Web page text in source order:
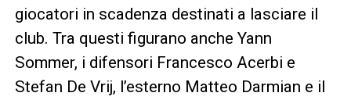
giocatori in scadenza destinati a lasciare il
club. Tra questi figurano anche Yann
Sommer, i difensori Francesco Acerbi e
Stefan De Vrij, l’esterno Matteo Darmian e il